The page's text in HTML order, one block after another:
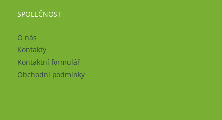
SPOLEČNOST
O nás
Kontakty
Kontaktní formulář
Obchodní podmínky